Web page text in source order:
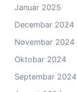
Januar 2025
Decembar 2024
Novembar 2024
Oktobar 2024
Septembar 2024